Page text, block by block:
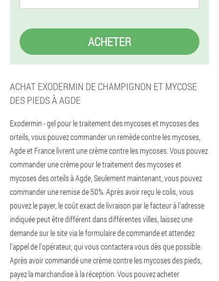
ACHETER
ACHAT EXODERMIN DE CHAMPIGNON ET MYCOSE
DES PIEDS À AGDE
Exodermin - gel pour le traitement des mycoses et mycoses des
orteils, vous pouvez commander un remède contre les mycoses,
Agde et France livrent une crème contre les mycoses. Vous pouvez
commander une crème pour le traitement des mycoses et
mycoses des orteils à Agde, Seulement maintenant, vous pouvez
commander une remise de 50%. Après avoir reçu le colis, vous
pouvez le payer, le coût exact de livraison par le facteur à l'adresse
indiquée peut être différent dans différentes villes, laissez une
demande sur le site via le formulaire de commande et attendez
l'appel de l'opérateur, qui vous contactera vous dès que possible.
Après avoir commandé une crème contre les mycoses des pieds,
payez la marchandise à la réception. Vous pouvez acheter